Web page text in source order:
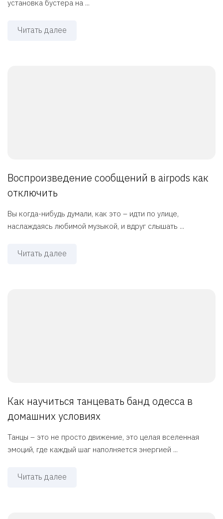
установка бустера на ...
Читать далее
Воспроизведение сообщений в airpods как
отключить
Вы когда-нибудь думали, как это – идти по улице,
наслаждаясь любимой музыкой, и вдруг слышать ...
Читать далее
Как научиться танцевать банд одесса в
домашних условиях
Танцы – это не просто движение, это целая вселенная
эмоций, где каждый шаг наполняется энергией ...
Читать далее